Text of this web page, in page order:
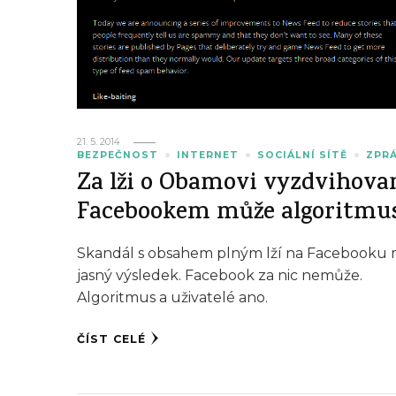
21. 5. 2014
BEZPEČNOST
INTERNET SOCIÁLNÍ SÍTĚ
Za lži o Obamovi
Facebookem může
Skandál s obsahem plným lží na Facebooku
jasný výsledek. Facebook za nic nemůže.
Algoritmus a uživatelé ano.
ČÍST CELÉ